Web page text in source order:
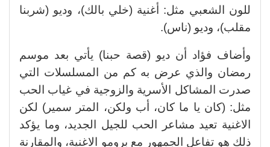
للون الشعبي مثل: أغنية (خلي بالك)، وديو (شربنا
مقلب)، وديو (ناس).
وأضاف فؤاد أن ديو (قصة حبنا) يأتي بعد موسم
رمضان والذي عرض به كم من المسلسلات التي
صدرت المشاكل الأسرية والزوجية في غياب الحب
مثل: (كان يا ما كان، أب ولكن، المتر سمير) لكن
الاغنية تعيد مشاعر الحب للجيل الجديد، وما يؤكد
ذلك هو تفاعل الجمهور مع برومو الاغنية، والمقارنة